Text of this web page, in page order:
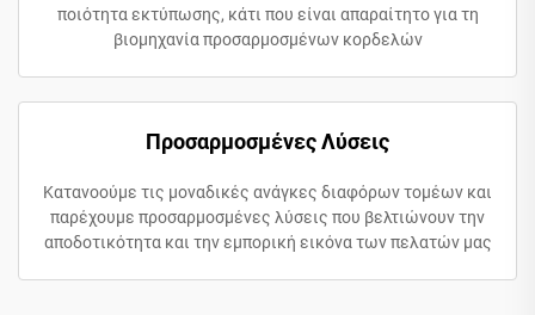
ποιότητα εκτύπωσης, κάτι που είναι απαραίτητο για τη
βιομηχανία προσαρμοσμένων κορδελών
Προσαρμοσμένες Λύσεις
Κατανοούμε τις μοναδικές ανάγκες διαφόρων τομέων και
παρέχουμε προσαρμοσμένες λύσεις που βελτιώνουν την
αποδοτικότητα και την εμπορική εικόνα των πελατών μας